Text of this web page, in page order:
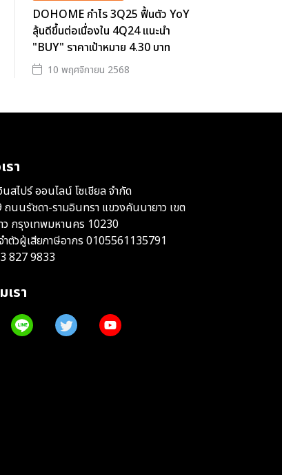
DOHOME กำไร 3Q25 ฟื้นตัว YoY
ลุ้นดีขึ้นต่อเนื่องใน 4Q24 แนะนำ
"BUY" ราคาเป้าหมาย 4.30 บาท
10 พฤศจิกายน 2568
รา
สไปร์ ออนไลน์ โซเชียล จำกัด
นนรัชดา-รามอินทรา แขวงคันนายาว เขต
ว กรุงเทพมหานคร 10230
ำตัวผู้เสียภาษีอากร 0105561135791
827 9833
เรา